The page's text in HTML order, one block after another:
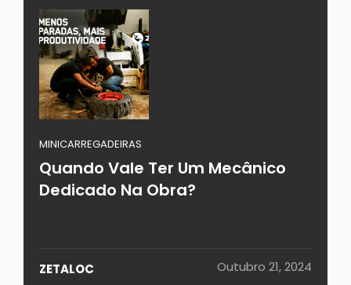
MINICARREGADEIRAS
Quando Vale Ter Um Mecânico
Dedicado Na Obra?
ZETALOC Outubro 21, 2024